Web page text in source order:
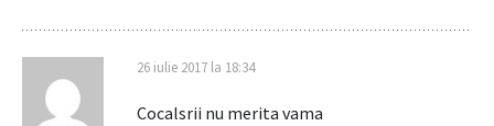
26 iulie 2017 la 18:34
Cocalsrii nu merita vama